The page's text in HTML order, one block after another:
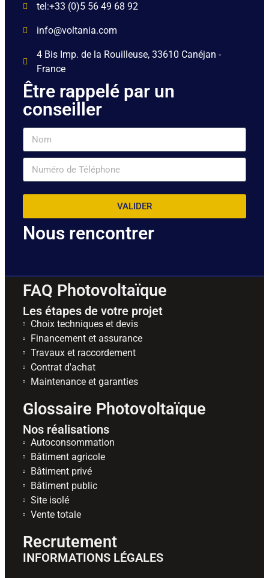
tel:+33 (0)5 56 49 68 92
info@voltania.com
4 Bis Imp. de la Rouilleuse, 33610 Canéjan -
France
Être rappelé par un
conseiller
VALIDER
Nous rencontrer
FAQ Photovoltaïque
Les étapes de votre projet
Choix techniques et devis
Financement et assurance
Travaux et raccordement
Contrat d'achat
Maintenance et garanties
Glossaire Photovoltaïque
Nos réalisations
Autoconsommation
Bâtiment agricole
Bâtiment privé
Bâtiment public
Site isolé
Vente totale
Recrutement
INFORMATIONS LÉGALES